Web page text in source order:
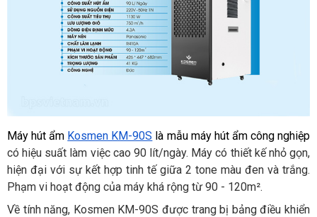
Máy hút ẩm Kosmen KM-90S
có hiệu suất làm việc cao 90 lít/ngày. Máy có thiết kế nhỏ gọn,
hiện đại với sự kết hợp tinh tế giữa 2 tone màu đen và trắng.
Phạm vi hoạt động của máy khá rộng từ 90 - 120m².
Về tính năng, Kosmen KM-90S được trang bị bảng điều khiển